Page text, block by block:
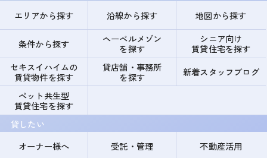
エリアから探す
沿線から探す 地図から探す
条件から探す
ヘーベルメゾン
を探す
シニア向け
賃貸住宅を探す
セキスイハイムの
賃貸物件を探す
貸店舗・事務所
を探す
新着スタッフブログ
ペット共生型
賃貸住宅を探す
貸したい
オーナー様へ
受託・管理 不動産活用